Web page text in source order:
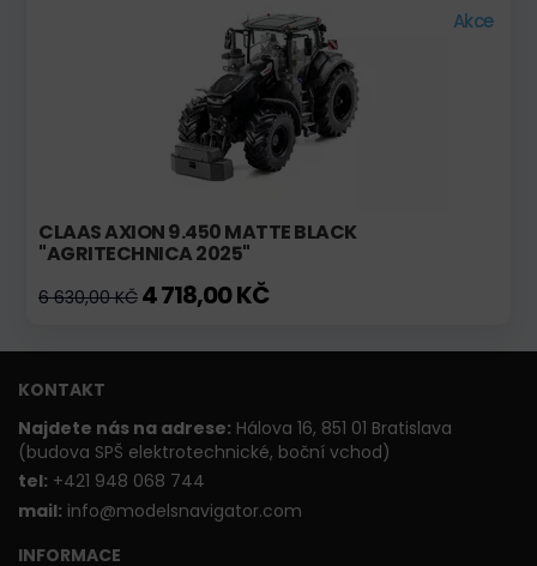
Akce
CLAAS AXION 9.450 MATTE BLACK
"AGRITECHNICA 2025"
6 630,00 KČ 4 718,00 KČ
KONTAKT
Najdete nás na adrese: Hálova 16, 851 01 Bratislava
(budova SPŠ elektrotechnické, boční vchod)
tel: +421 948 068 744
mail: info@modelsnavigator.com
INFORMACE